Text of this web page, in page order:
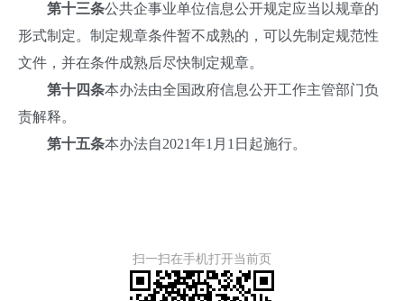
第十三条公共企事业单位信息公开规定应当以规章的
形式制定。制定规章条件暂不成熟的，可以先制定规范性
文件，并在条件成熟后尽快制定规章。
第十四条本办法由全国政府信息公开工作主管部门负
责解释。
第十五条本办法自2021年1月1日起施行。
扫一扫在手机打开当前页